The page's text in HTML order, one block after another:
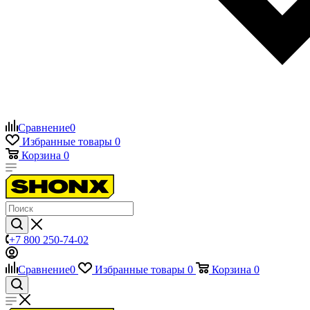
Сравнение0
Избранные товары 0
Корзина 0
+7 800 250-74-02
Сравнение0 Избранные товары 0 Корзина 0